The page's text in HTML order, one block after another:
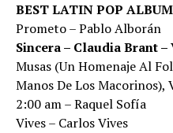
BEST LATIN POP ALBUM
Prometo – Pablo Alborán
Sincera – Claudia Brant –
Musas (Un Homenaje Al
Manos De Los Macorinos),
2:00 am – Raquel Sofía
Vives – Carlos Vives